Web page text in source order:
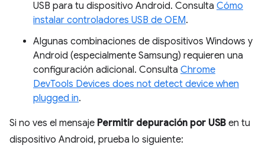
USB para tu dispositivo Android. Consulta Cómo
instalar controladores USB de OEM.
Algunas combinaciones de dispositivos Windows y
Android (especialmente Samsung) requieren una
configuración adicional. Consulta Chrome
DevTools Devices does not detect device when
plugged in.
Si no ves el mensaje Permitir depuración por USB en tu
dispositivo Android, prueba lo siguiente: